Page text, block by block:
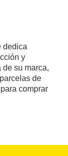
dedica
y
su marca,
de
comprar